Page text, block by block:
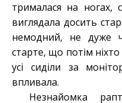
трималася на ногах,
виглядала досить
немодний, не дуже
старте, що потім
усі сиділи за
впливала.
Незнайомка